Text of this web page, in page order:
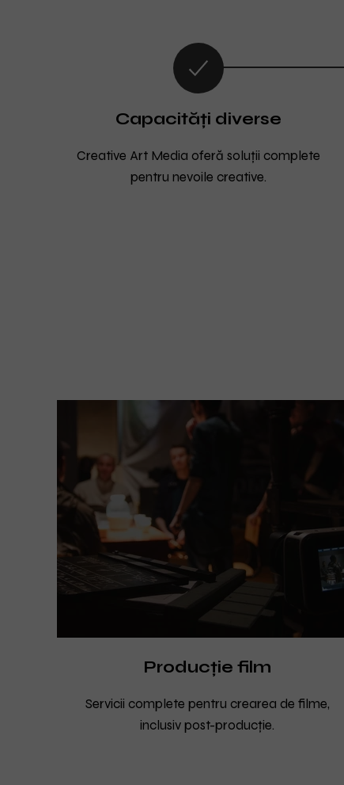
Creative Art Media oferă soluții complete
pentru nevoile creative.
Capacități diverse
Servicii complete pentru crearea de filme,
inclusiv post-producție.
Producție film